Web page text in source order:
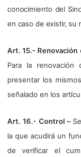
conocimiento del
en caso de existir, su
Art. 15.- Renovación
Para la renovación
presentar los
señalado en los
Art. 16.- Control –
la que acudirá un
de verificar el